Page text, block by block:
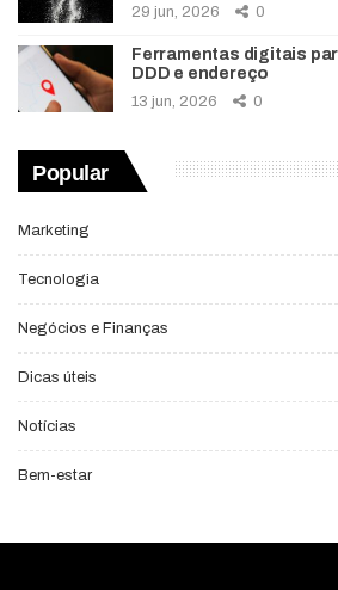
29 jun, 2026 0
Ferramentas digitais
DDD e endereço
13 jun, 2026 0
Popular
Marketing
Tecnologia
Negócios e Finanças
Dicas úteis
Notícias
Bem-estar